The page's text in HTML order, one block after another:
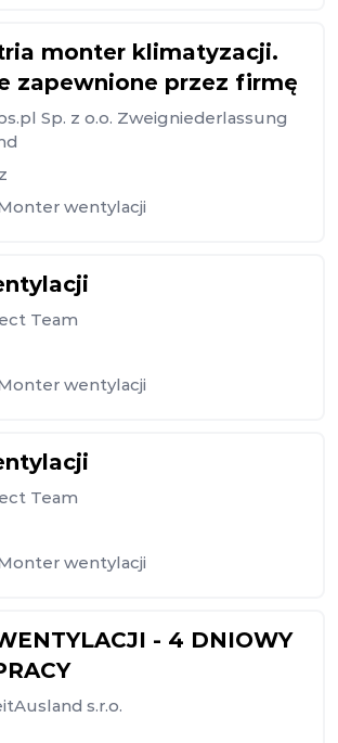
monter klimatyzacji.
zapewnione przez firmę
Sp. z o.o. Zweigniederlassung
wentylacji
Team
wentylacji
Team
wentylacji
- 4 DNIOWY
s.r.o.